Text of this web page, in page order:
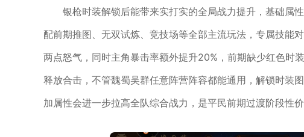
银枪时装解锁后能带来实打实的全局战力提升，基础属
配前期推图、无双试炼、竞技场等全部主流玩法，专属技能
两点怒气，同时主角暴击率额外提升20%，前期缺少红色时
释放合击，不管魏蜀吴群任意阵营阵容都能通用，解锁时装
加属性会进一步拉高全队综合战力，是平民前期过渡阶段性价